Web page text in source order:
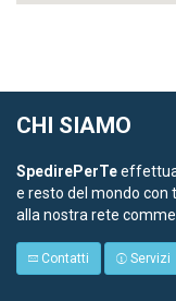
CHI SIAMO
SpedirePerTeeffettua
e resto del mondo con
alla nostra rete
Contatti Servizi